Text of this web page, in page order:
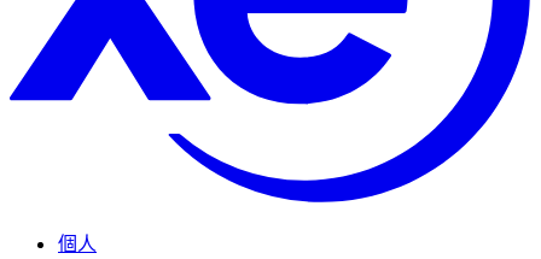
個人